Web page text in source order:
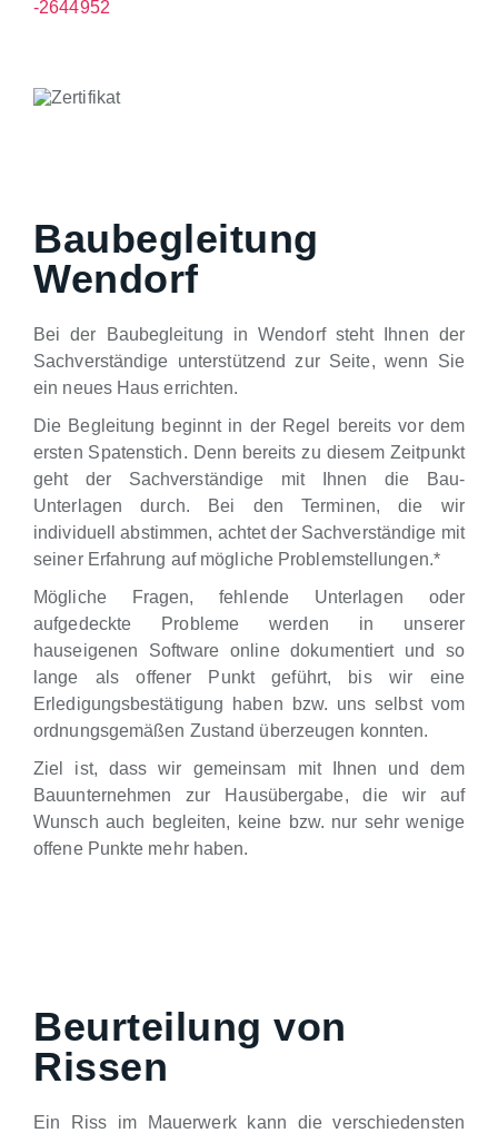
-2644952
Baubegleitung
Wendorf
Bei der Baubegleitung in Wendorf steht Ihnen der
Sachverständige unterstützend zur Seite, wenn Sie
ein neues Haus errichten.
Die Begleitung beginnt in der Regel bereits vor dem
ersten Spatenstich. Denn bereits zu diesem Zeitpunkt
geht der Sachverständige mit Ihnen die Bau-
Unterlagen durch. Bei den Terminen, die wir
individuell abstimmen, achtet der Sachverständige mit
seiner Erfahrung auf mögliche Problemstellungen.*
Mögliche Fragen, fehlende Unterlagen oder
aufgedeckte Probleme werden in unserer
hauseigenen Software online dokumentiert und so
lange als offener Punkt geführt, bis wir eine
Erledigungsbestätigung haben bzw. uns selbst vom
ordnungsgemäßen Zustand überzeugen konnten.
Ziel ist, dass wir gemeinsam mit Ihnen und dem
Bauunternehmen zur Hausübergabe, die wir auf
Wunsch auch begleiten, keine bzw. nur sehr wenige
offene Punkte mehr haben.
Beurteilung von
Rissen
Ein Riss im Mauerwerk kann die verschiedensten